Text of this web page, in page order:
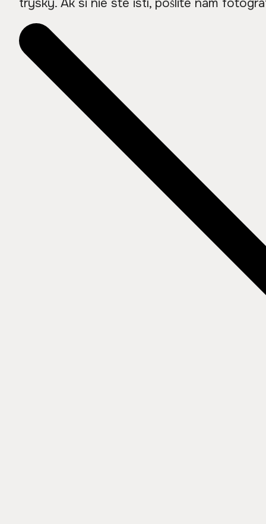
trysky. Ak si nie ste istí, pošlite nám